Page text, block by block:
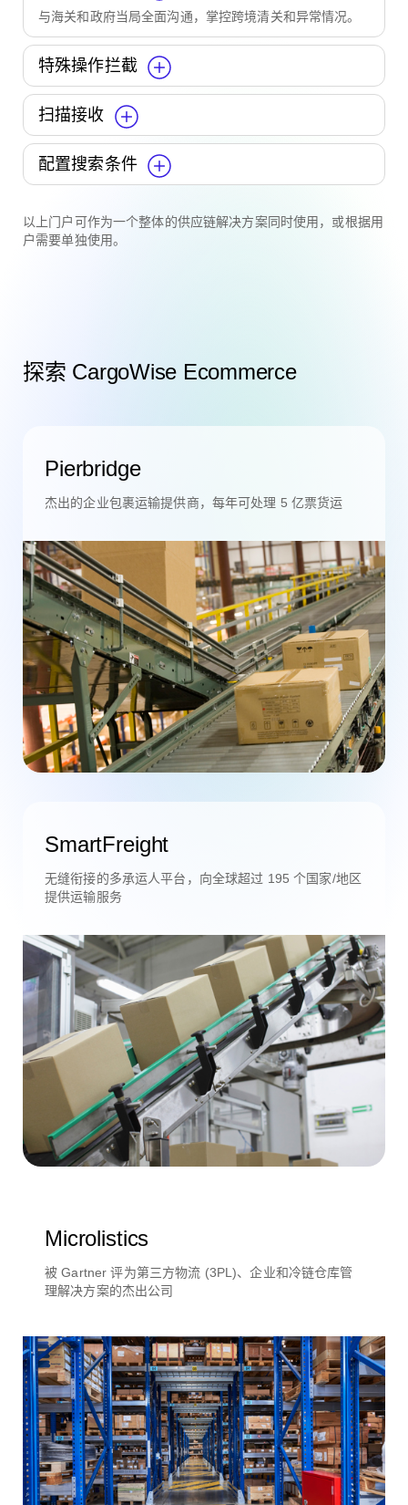
与海关和政府当局全面沟通，掌控跨境清关和异常情况。
特殊操作拦截
扫描接收
配置搜索条件
以上门户可作为一个整体的供应链解决方案同时使用，或根据用
户需要单独使用。
探索 CargoWise Ecommerce
Pierbridge
杰出的企业包裹运输提供商，每年可处理 5 亿票货运
SmartFreight
无缝衔接的多承运人平台，向全球超过 195 个国家/地区
提供运输服务
Microlistics
被 Gartner 评为第三方物流 (3PL)、企业和冷链仓库管
理解决方案的杰出公司